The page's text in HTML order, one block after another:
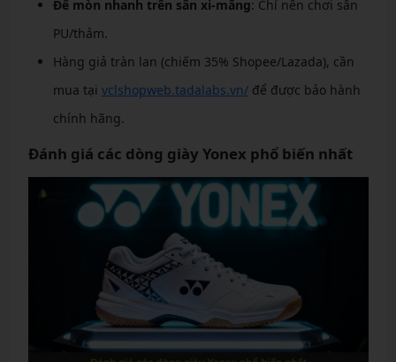
Đế mòn nhanh trên sân xi-măng: Chỉ nên chơi sân
PU/thảm.
Hàng giả tràn lan (chiếm 35% Shopee/Lazada), cần
mua tại vclshopweb.tadalabs.vn/để được bảo hành
chính hãng.
Đánh giá các dòng giày Yonex phổ biến nhất